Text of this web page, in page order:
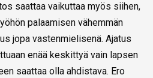
saattaa vaikuttaa myös siihen,
palaamisen vähemmän
jopa vastenmielisenä. Ajatus
enää keskittyä vain lapsen
saattaa olla ahdistava. Ero